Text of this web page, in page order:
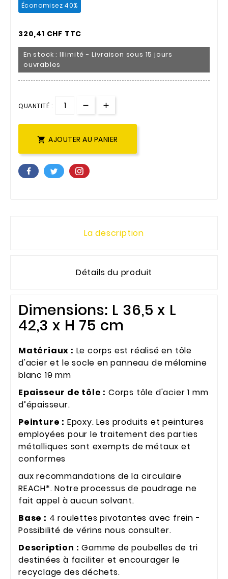
Économisez 40%
320,41 CHF TTC
En stock : Illimité - Livraison sous 15 jours
ouvrables
QUANTITÉ :
 AJOUTER AU PANIER
La description
Détails du produit
Dimensions: L 36,5 x L
42,3 x H 75 cm
Matériaux : Le corps est réalisé en tôle
d'acier et le socle en panneau de mélamine
blanc 19 mm
Epaisseur de tôle : Corps tôle d'acier 1 mm
d’épaisseur.
Peinture : Epoxy. Les produits et peintures
employées pour le traitement des parties
métalliques sont exempts de métaux et
conformes
aux recommandations de la circulaire
REACH*. Notre processus de poudrage ne
fait appel à aucun solvant.
Base : 4 roulettes pivotantes avec frein -
Possibilité de vérins nous consulter.
Description : Gamme de poubelles de tri
destinées à faciliter et encourager le
recyclage des déchets.